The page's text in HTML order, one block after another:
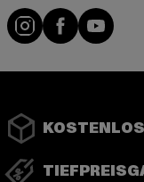
Instagram
Facebook